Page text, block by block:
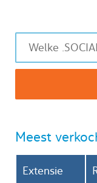
Meest
Extensie